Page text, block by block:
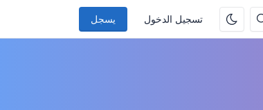
تسجيل الدخول يسجل